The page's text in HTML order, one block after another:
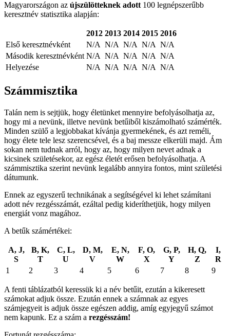
Magyarországon az újszülötteknek adott 100 legnépszerűbb
keresztnév statisztika alapján:
2012 2013 2014 2015 2016
Első keresztnévként
N/A N/A N/A N/A N/A
Második keresztnévként N/A N/A N/A N/A N/A
Helyezése
N/A N/A N/A N/A N/A
Számmisztika
Talán nem is sejtjük, hogy életünket mennyire befolyásolhatja az,
hogy mi a nevünk, illetve nevünk betűiből kiszámolható számérték.
Minden szülő a legjobbakat kívánja gyermekének, és azt reméli,
hogy élete tele lesz szerencsével, és a baj messze elkerüli majd. Ám
sokan nem tudnak arról, hogy az, hogy milyen nevet adnak a
kicsinek születésekor, az egész életét erősen befolyásolhatja. A
számmisztika szerint nevünk legalább annyira fontos, mint születési
dátumunk.
Ennek az egyszerű technikának a segítségével ki lehet számítani
adott név rezgésszámát, ezáltal pedig kideríthetjük, hogy milyen
energiát vonz magához.
A betűk számértékei:
A, J,
S
B, K,
T
C, L,
U
D, M,
V
E, N,
W
F, O,
X
G, P,
Y
H, Q,
Z
I,
R
1
2 3 4 5 6 7 8 9
A fenti táblázatból keressük ki a név betűit, ezután a kikeresett
számokat adjuk össze. Ezután ennek a számnak az egyes
számjegyeit is adjuk össze egészen addig, amíg egyjegyű számot
nem kapunk. Ez a szám a rezgésszám!